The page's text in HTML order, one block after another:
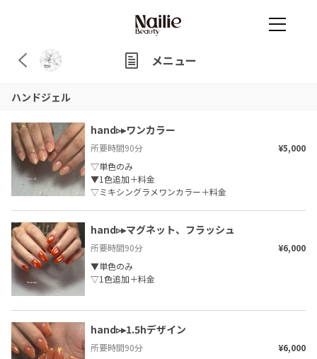
メニュー
ハンドジェル
hand▹▸ワンカラー
所要時間90分
¥5,000
▽単色のみ
▼1色追加＋料金
▽ミキシングラメワンカラー＋料金
hand▹▸﻿マグネット、フラッシュ
所要時間90分
¥6,000
▼単色のみ
▽1色追加＋料金
hand▹▸1.5hデザイン
所要時間90分
¥6,000